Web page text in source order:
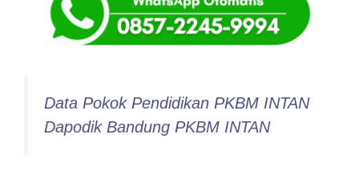
Data Pokok Pendidikan PKBM INTAN
Dapodik Bandung PKBM INTAN